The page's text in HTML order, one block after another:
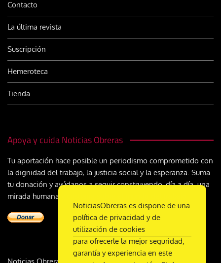
Contacto
La última revista
Suscripción
Hemeroteca
Tienda
Apoya y cuida Noticias Obreras
Tu aportación hace posible un periodismo comprometido con
la dignidad del trabajo, la justicia social y la esperanza. Suma
tu donación y ayúdanos a seguir construyendo, día a día, una
mirada humana y cristiana sobre el mundo del trabajo
NoticiasObreras.es dispone de una
política de privacidad y de
utilización de cookies
para ofrecerle la mejor seguridad,
garantía y experiencia en este